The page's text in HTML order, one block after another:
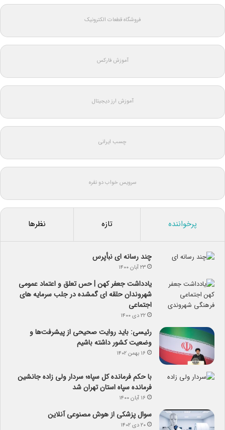
فروشگاه قطعات الکترونیک
آموزش فارکس
آموزش ارز دیجیتال
چسب ایرانی
سرویس خواب دو نفره
پرخواننده تازه نظرها
چند رسانه ای نبأپرس
۲۳ آبان ۱۴۰۰
یادداشت جعفر کهن | حس تعلق و اعتماد عمومی
شهروندان حلقه ای گمشده در جلب سرمایه های
اجتماعی
۲۲ دی ۱۴۰۰
رئیسی: باید روایت صحیحی از پیشرفت‌ها و
وضعیت کشور داشته باشیم
۱۶ بهمن ۱۴۰۲
با حکم فرمانده کل سپاه؛ سردار ولی زاده جانشین
فرمانده سپاه استان تهران شد
۱۶ آبان ۱۴۰۰
سوال پزشکی از هوش مصنوعی آنلاین
۲۰ دی ۱۴۰۲